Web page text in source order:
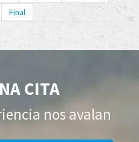
Final
CITA
nos avalan